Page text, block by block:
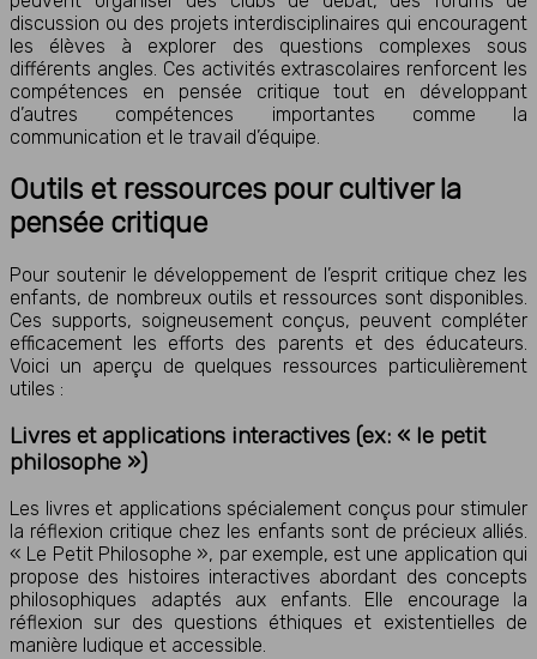
discussion ou des projets interdisciplinaires qui encouragent
les élèves à explorer des questions complexes sous
différents angles. Ces activités extrascolaires renforcent les
compétences en pensée critique tout en développant
d’autres compétences importantes comme la
communication et le travail d’équipe.
Outils et ressources pour cultiver la
pensée critique
Pour soutenir le développement de l’esprit critique chez les
enfants, de nombreux outils et ressources sont disponibles.
Ces supports, soigneusement conçus, peuvent compléter
efficacement les efforts des parents et des éducateurs.
Voici un aperçu de quelques ressources particulièrement
utiles :
Livres et applications interactives (ex: « le petit
philosophe »)
Les livres et applications spécialement conçus pour stimuler
la réflexion critique chez les enfants sont de précieux alliés.
« Le Petit Philosophe », par exemple, est une application qui
propose des histoires interactives abordant des concepts
philosophiques adaptés aux enfants. Elle encourage la
réflexion sur des questions éthiques et existentielles de
manière ludique et accessible.